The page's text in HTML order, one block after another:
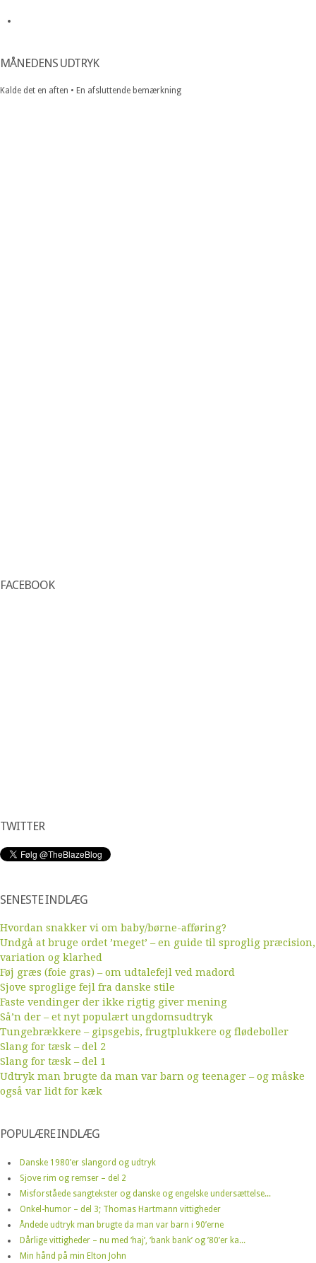
MÅNEDENS UDTRYK
Kalde det en aften • En afsluttende bemærkning
FACEBOOK
TWITTER
SENESTE INDLÆG
Hvordan snakker vi om baby/børne-afføring?
Undgå at bruge ordet ’meget’ – en guide til sproglig præcision,
variation og klarhed
Føj græs (foie gras) – om udtalefejl ved madord
Sjove sproglige fejl fra danske stile
Faste vendinger der ikke rigtig giver mening
Så’n der – et nyt populært ungdomsudtryk
Tungebrækkere – gipsgebis, frugtplukkere og flødeboller
Slang for tæsk – del 2
Slang for tæsk – del 1
Udtryk man brugte da man var barn og teenager – og måske
også var lidt for kæk
POPULÆRE INDLÆG
Danske 1980’er slangord og udtryk
Sjove rim og remser – del 2
Misforståede sangtekster og danske og engelske undersættelse...
Onkel-humor – del 3; Thomas Hartmann vittigheder
Åndede udtryk man brugte da man var barn i 90’erne
Dårlige vittigheder – nu med ‘haj’, ‘bank bank’ og ’80’er ka...
Min hånd på min Elton John